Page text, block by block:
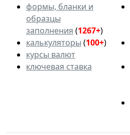
формы, бланки и
образцы
заполнения (1267+)
калькуляторы (100+)
курсы валют
ключевая ставка